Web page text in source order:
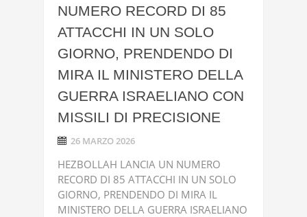
NUMERO RECORD DI 85
ATTACCHI IN UN SOLO
GIORNO, PRENDENDO DI
MIRA IL MINISTERO DELLA
GUERRA ISRAELIANO CON
MISSILI DI PRECISIONE
26 MARZO 2026
HEZBOLLAH LANCIA UN NUMERO
RECORD DI 85 ATTACCHI IN UN SOLO
GIORNO, PRENDENDO DI MIRA IL
MINISTERO DELLA GUERRA ISRAELIANO